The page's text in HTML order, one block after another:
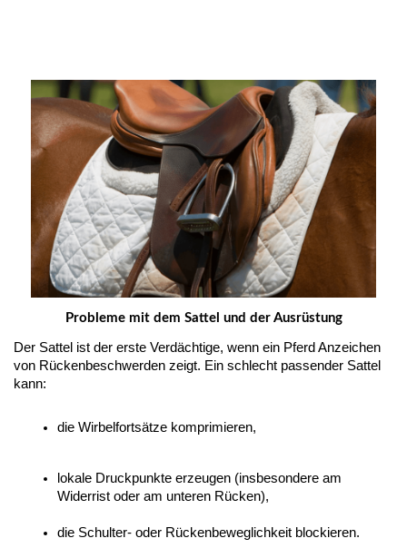
Probleme mit dem Sattel und der Ausrüstung
Der Sattel ist der erste Verdächtige, wenn ein Pferd Anzeichen
von Rückenbeschwerden zeigt. Ein schlecht passender Sattel
kann:
die Wirbelfortsätze komprimieren,
lokale Druckpunkte erzeugen (insbesondere am
Widerrist oder am unteren Rücken),
die Schulter- oder Rückenbeweglichkeit blockieren.